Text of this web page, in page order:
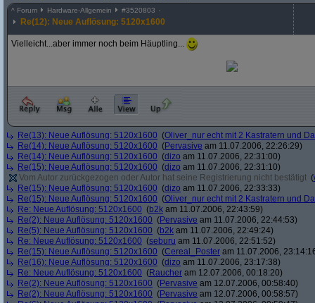
^ Forum Hardware-Allgemein #3520803
Re(12): Neue Auflösung: 5120x1600
Vielleicht...aber immer noch beim Häuptling...
Re(13): Neue Auflösung: 5120x1600 (Oliver_nur echt mit 2 Kastratern und
Re(14): Neue Auflösung: 5120x1600 (Pervasive am 11.07.2006, 22:26:29)
Re(14): Neue Auflösung: 5120x1600 (dizo am 11.07.2006, 22:31:00)
Re(15): Neue Auflösung: 5120x1600 (dizo am 11.07.2006, 22:31:10)
Vom Autor zurückgezogen oder Autor hat seine Registrierung nicht bestätigt (
Re(15): Neue Auflösung: 5120x1600 (dizo am 11.07.2006, 22:33:33)
Re(15): Neue Auflösung: 5120x1600 (Oliver_nur echt mit 2 Kastratern und
Re: Neue Auflösung: 5120x1600 (b2k am 11.07.2006, 22:43:59)
Re(2): Neue Auflösung: 5120x1600 (Pervasive am 11.07.2006, 22:44:53)
Re(5): Neue Auflösung: 5120x1600 (b2k am 11.07.2006, 22:49:24)
Re: Neue Auflösung: 5120x1600 (seburu am 11.07.2006, 22:51:52)
Re(15): Neue Auflösung: 5120x1600 (Cereal_Poster am 11.07.2006,
Re(16): Neue Auflösung: 5120x1600 (dizo am 11.07.2006, 23:17:38)
Re: Neue Auflösung: 5120x1600 (Raucher am 12.07.2006, 00:18:20)
Re(2): Neue Auflösung: 5120x1600 (Pervasive am 12.07.2006, 00:58:40)
Re(2): Neue Auflösung: 5120x1600 (Pervasive am 12.07.2006, 00:58:57)